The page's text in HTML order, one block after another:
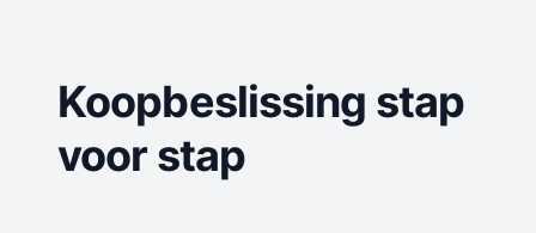
Koopbeslissing stap
voor stap